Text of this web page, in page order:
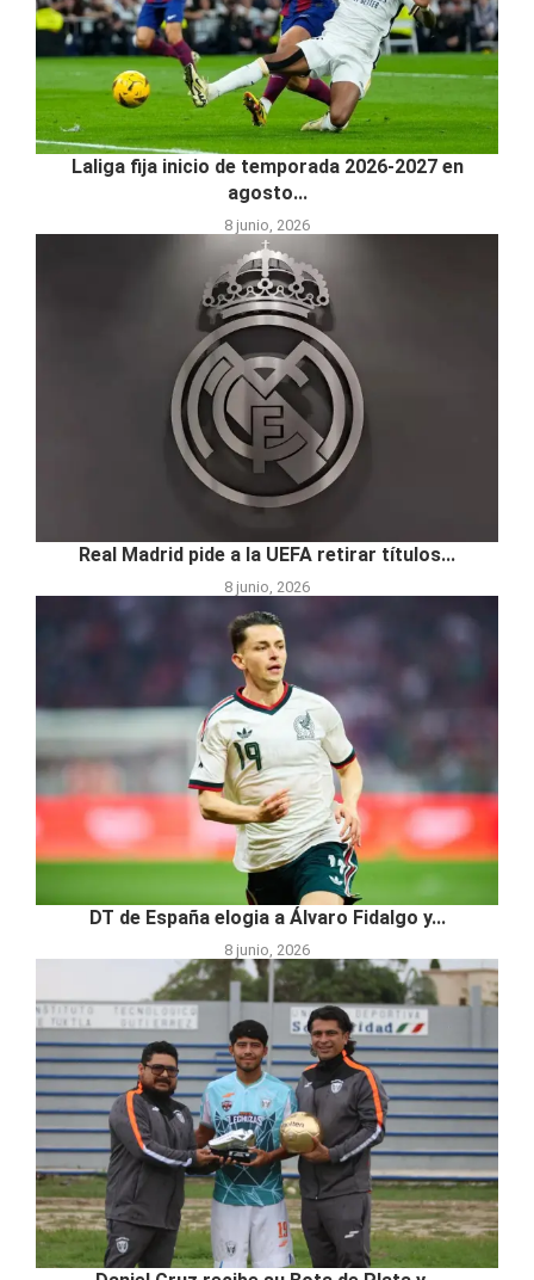
Laliga fija inicio de temporada 2026-2027 en
agosto...
8 junio, 2026
Real Madrid pide a la UEFA retirar títulos...
8 junio, 2026
DT de España elogia a Álvaro Fidalgo y...
8 junio, 2026